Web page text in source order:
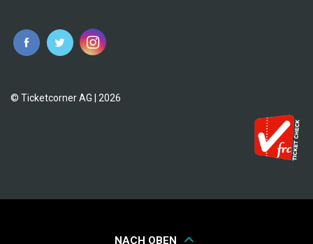
© Ticketcorner AG | 2026
NACH OBEN